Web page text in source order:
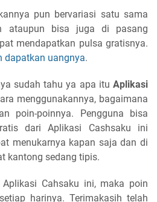
pun bervariasi satu sama
ataupun bisa juga di pasang
mendapatkan pulsa gratisnya.
dapatkan uangnya.
sudah tahu ya apa itu Aplikasi
menggunakannya, bagaimana
poin-poinnya. Pengguna bisa
dari Aplikasi Cashsaku ini
menukarnya kapan saja dan di
kantong sedang tipis.
Cahsaku ini, maka poin
harinya. Terimakasih telah